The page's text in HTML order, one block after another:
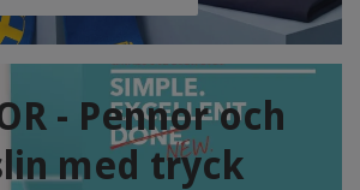
- Pennor och
med tryck